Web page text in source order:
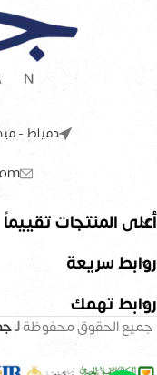
دمياط -
أعلى المنتجات تقييماً
روابط سريعة
روابط تهمك
جميع الحقوق محفوظةلـ